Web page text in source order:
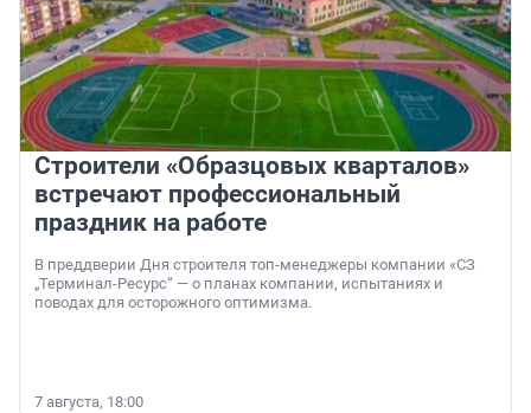
Строители «Образцовых кварталов»
встречают профессиональный
праздник на работе
В преддверии Дня строителя топ-менеджеры компании «СЗ
„Терминал-Ресурс“ — о планах компании, испытаниях и
поводах для осторожного оптимизма.
7 августа, 18:00